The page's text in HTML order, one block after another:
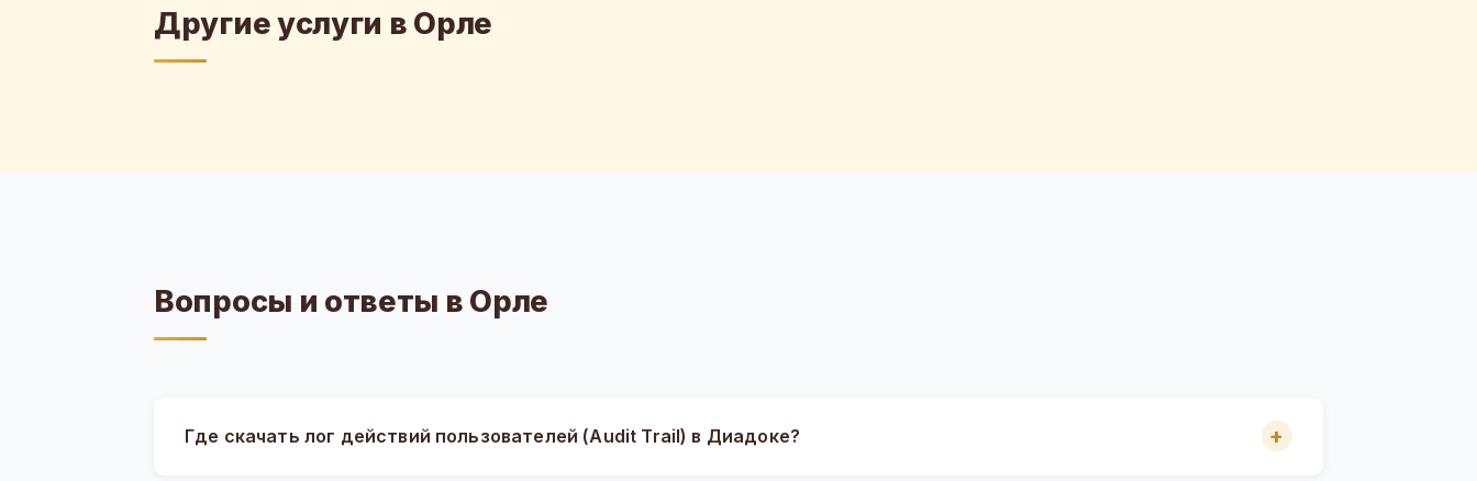
Другие услуги в Орле
Вопросы и ответы в Орле
Где скачать лог действий пользователей (Audit Trail) в Диадоке?